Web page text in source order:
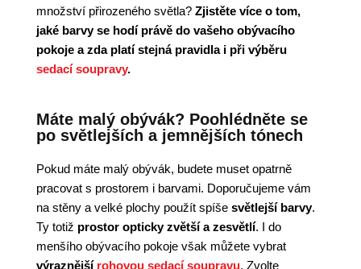
množství přirozeného světla? Zjistěte více o tom,
jaké barvy se hodí právě do vašeho obývacího
pokoje a zda platí stejná pravidla i při výběru
sedací soupravy.
Máte malý obývák? Poohlédněte se
po světlejších a jemnějších tónech
Pokud máte malý obývák, budete muset opatrně
pracovat s prostorem i barvami. Doporučujeme vám
na stěny a velké plochy použít spíše světlejší barvy.
Ty totiž prostor opticky zvětší a zesvětlí. I do
menšího obývacího pokoje však můžete vybrat
výraznější rohovou sedací soupravu. Zvolte